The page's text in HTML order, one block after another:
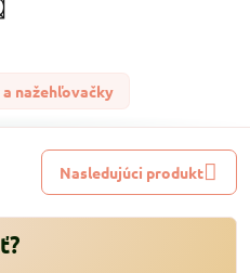
nažehľovačky
Nasledujúci produkt